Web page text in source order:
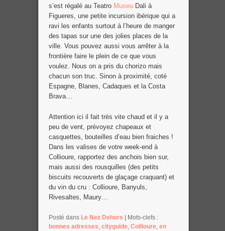
s’est régalé au Teatro MuseuDali à
Figueres, une petite incursion ibérique qui a
ravi les enfants surtout à l’heure de manger
des tapas sur une des jolies places de la
ville. Vous pouvez aussi vous arrêter à la
frontière faire le plein de ce que vous
voulez. Nous on a pris du chorizo mais
chacun son truc. Sinon à proximité, coté
Espagne, Blanes, Cadaques et la Costa
Brava…
Attention ici il fait très vite chaud et il y a
peu de vent, prévoyez chapeaux et
casquettes, bouteilles d’eau bien fraiches !
Dans les valises de votre week-end à
Collioure, rapportez des anchois bien sur,
mais aussi des rousquilles (des petits
biscuits recouverts de glaçage craquant) et
du vin du cru : Collioure, Banyuls,
Rivesaltes, Maury…
Posté dans Le Nez Dehors
Mots-clefs :
bonnes adresses, cityguide, Collioure, en